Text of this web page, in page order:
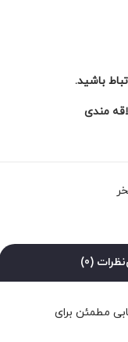
باشید.
مندی
نظرات (0)
مطمئن برای